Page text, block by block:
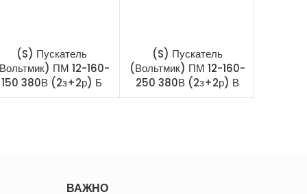
(S) Пускатель
ПМ 12-160-
150 380В (2з+2р) Б
(S) Пускатель
(Вольтмик) ПМ 12-160-
250 380В (2з+2р) В
ВАЖНО